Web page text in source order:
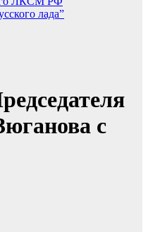
лада”
с